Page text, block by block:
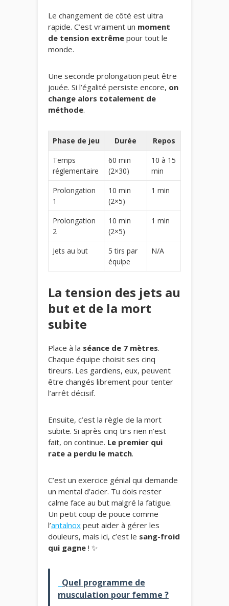
Le changement de côté est ultra
rapide. C’est vraiment un moment
de tension extrême pour tout le
monde.
Une seconde prolongation peut être
jouée. Si l’égalité persiste encore, on
change alors totalement de
méthode.
Phase de jeu Durée
Repos
Temps
réglementaire
60 min
(2×30)
10 à 15
min
Prolongation
1
10 min
(2×5)
1 min
Prolongation
2
10 min
(2×5)
1 min
Jets au but
5 tirs par
équipe
N/A
La tension des jets au
but et de la mort
subite
Place à la séance de 7 mètres.
Chaque équipe choisit ses cinq
tireurs. Les gardiens, eux, peuvent
être changés librement pour tenter
l’arrêt décisif.
Ensuite, c’est la règle de la mort
subite. Si après cinq tirs rien n’est
fait, on continue. Le premier qui
rate a perdu le match.
C’est un exercice génial qui demande
un mental d’acier. Tu dois rester
calme face au but malgré la fatigue.
Un petit coup de pouce comme
l’antalnox peut aider à gérer les
douleurs, mais ici, c’est le sang-froid
qui gagne ! ✨
Quel programme de
musculation pour femme ?